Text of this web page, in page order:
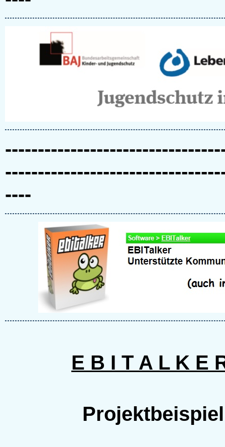
----
E B I T A L K E